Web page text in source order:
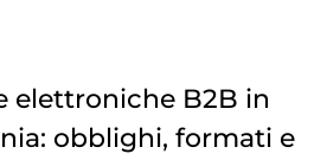
elettroniche B2B in
obblighi, formati e